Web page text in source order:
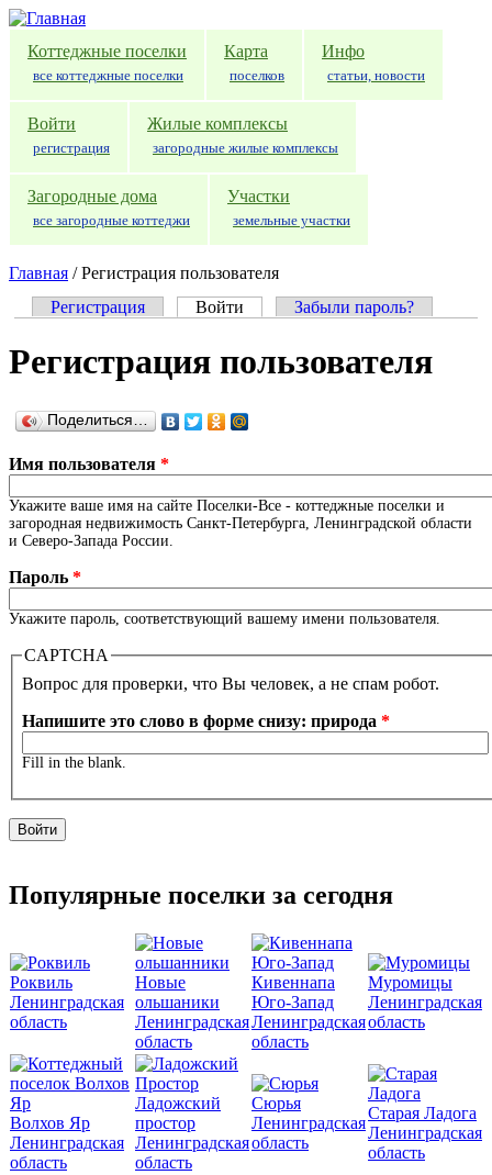
Перейти к основному содержанию
Коттеджные поселки
все коттеджные поселки
Карта
поселков
Инфо
статьи, новости
Войти
регистрация
Жилые комплексы
загородные жилые комплексы
Загородные дома
все загородные коттеджи
Участки
земельные участки
Главная /Регистрация пользователя
Регистрация Войти (активная вкладка)
Забыли пароль?
Регистрация пользователя
Поделиться…
Имя пользователя *
Укажите ваше имя на сайте Поселки-Все - коттеджные поселки и
загородная недвижимость Санкт-Петербурга, Ленинградской области
и Северо-Запада России.
Пароль *
Укажите пароль, соответствующий вашему имени пользователя.
CAPTCHA
Вопрос для проверки, что Вы человек, а не спам робот.
Напишите это слово в форме снизу: природа *
Fill in the blank.
Популярные поселки за сегодня
Роквиль
Ленинградская
область
Новые
ольшаники
Ленинградская
область
Кивеннапа
Юго-Запад
Ленинградская
область
Муромицы
Ленинградская
область
Волхов Яр
Ленинградская
область
Ладожский
простор
Ленинградская
область
Сюрья
Ленинградская
область
Старая Ладога
Ленинградская
область